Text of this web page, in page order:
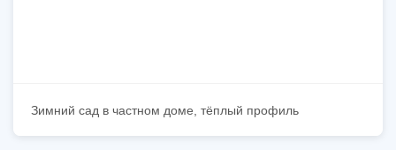
Зимний сад в частном доме, тёплый профиль